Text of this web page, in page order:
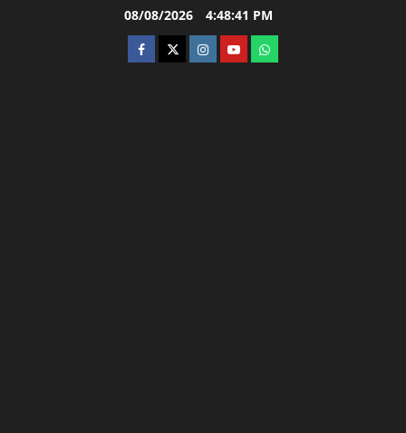
08/08/2026 4:48:42 PM
facebooktwitterinstagram.com
youtubewhatsapp